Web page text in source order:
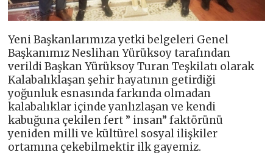
Yeni Başkanlarımıza yetki belgeleri Genel
Başkanımız Neslihan Yürüksoy tarafından
verildi Başkan Yürüksoy Turan Teşkilatı olarak
Kalabalıklaşan şehir hayatının getirdiği
yoğunluk esnasında farkında olmadan
kalabalıklar içinde yanlızlaşan ve kendi
kabuğuna çekilen fert ” insan” faktörünü
yeniden milli ve kültürel sosyal ilişkiler
ortamına çekebilmektir ilk gayemiz.